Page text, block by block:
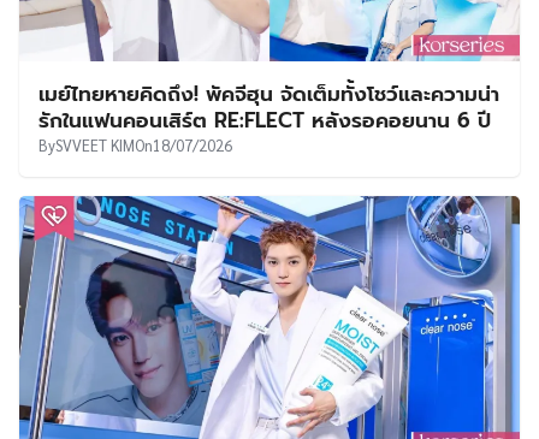
เมย์ไทยหายคิดถึง! พัคจีฮุน จัดเต็มทั้งโชว์และความน่า
รักในแฟนคอนเสิร์ต RE:FLECT หลังรอคอยนาน 6 ปี
BySVVEET KIMOn18/07/2026